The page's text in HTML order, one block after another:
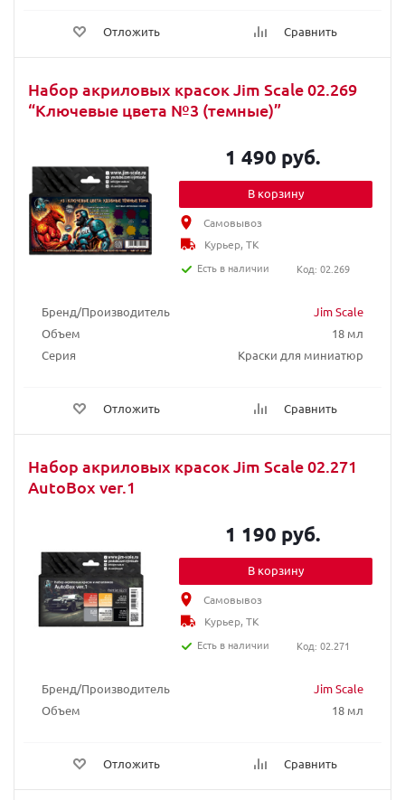
Отложить Сравнить
Набор акриловых красок Jim Scale 02.269
“Ключевые цвета №3 (темные)”
Бренд/Производитель
Jim Scale
Объем
18 мл
Серия
Краски для миниатюр
Отложить Сравнить
1 490 руб.
В корзину
Самовывоз
Курьер, ТК
Есть в наличии
Код: 02.269
Набор акриловых красок Jim Scale 02.271
AutoBox ver.1
Бренд/Производитель
Jim Scale
Объем
18 мл
Отложить Сравнить
1 190 руб.
В корзину
Самовывоз
Курьер, ТК
Есть в наличии
Код: 02.271